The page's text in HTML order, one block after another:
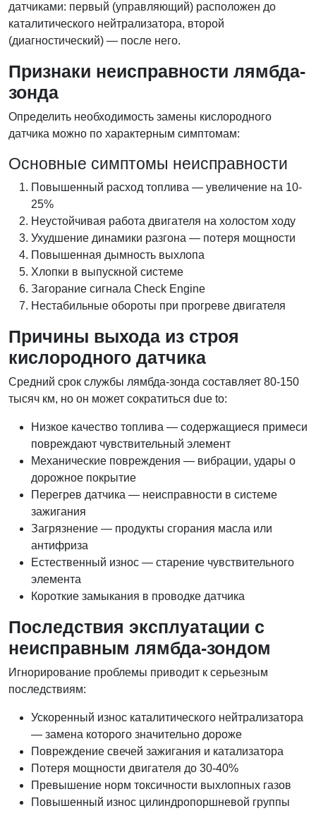
датчиками: первый (управляющий) расположен до
каталитического нейтрализатора, второй
(диагностический) — после него.
Признаки неисправности лямбда-
зонда
Определить необходимость замены кислородного
датчика можно по характерным симптомам:
Основные симптомы неисправности
Повышенный расход топлива — увеличение на 10-
25%
Неустойчивая работа двигателя на холостом ходу
Ухудшение динамики разгона — потеря мощности
Повышенная дымность выхлопа
Хлопки в выпускной системе
Загорание сигнала Check Engine
Нестабильные обороты при прогреве двигателя
Причины выхода из строя
кислородного датчика
Средний срок службы лямбда-зонда составляет 80-150
тысяч км, но он может сократиться due to:
Низкое качество топлива — содержащиеся примеси
повреждают чувствительный элемент
Механические повреждения — вибрации, удары о
дорожное покрытие
Перегрев датчика — неисправности в системе
зажигания
Загрязнение — продукты сгорания масла или
антифриза
Естественный износ — старение чувствительного
элемента
Короткие замыкания в проводке датчика
Последствия эксплуатации с
неисправным лямбда-зондом
Игнорирование проблемы приводит к серьезным
последствиям:
Ускоренный износ каталитического нейтрализатора
— замена которого значительно дороже
Повреждение свечей зажигания и катализатора
Потеря мощности двигателя до 30-40%
Превышение норм токсичности выхлопных газов
Повышенный износ цилиндропоршневой группы